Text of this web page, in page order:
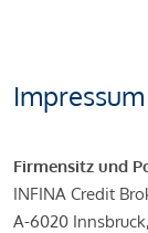
Impressum
Firmensitz und
INFINA Credit
A-6020